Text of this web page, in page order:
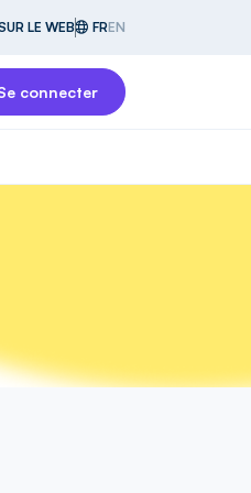
LE WEB FREN
connecter